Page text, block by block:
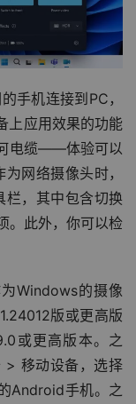
手机连接到PC，
上应用效果的功能
电缆——体验可以
网络摄像头时，
栏，其中包含切换
。此外，你可以检
Windows的摄像
版或更高版
或更高版本。之
> 移动设备，选择
Android手机。之